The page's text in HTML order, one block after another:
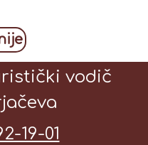
vodič
19-01